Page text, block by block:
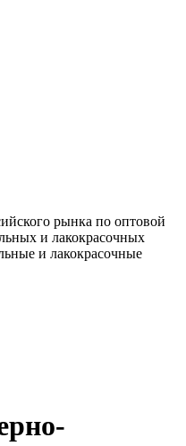
рынка по оптовой
и лакокрасочных
и лакокрасочные